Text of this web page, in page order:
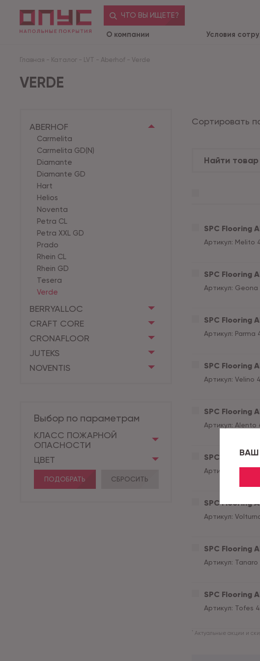
ЧТО ВЫ ИЩЕТЕ?
О компании Условия
Главная - Каталог - LVT - Aberhof - Verde
VERDE
ABERHOF
Carmelita
Carmelita GD(N)
Diamante
Diamante GD
Hart
Helios
Noventa
Petra CL
Petra XXL GD
Prado
Rhein CL
Rhein GD
Tesera
Verde
BERRYALLOC
CRAFT CORE
CRONAFLOOR
JUTEKS
NOVENTIS
Выбор по параметрам
КЛАСС ПОЖАРНОЙ
ОПАСНОСТИ
ЦВЕТ
ПОДОБРАТЬ СБРОСИТЬ
Сортировать
SPC Flooring
Артикул: Melito
SPC Flooring
Артикул: Geona
SPC Flooring
Артикул: Parma
SPC Flooring
Артикул: Velino
SPC Flooring
Артикул: Alento
SPC Flooring
Артикул:
SPC Flooring
Артикул:
SPC Flooring
Артикул: Tanaro
SPC Flooring
Артикул: Tofes
* Актуальные акции и